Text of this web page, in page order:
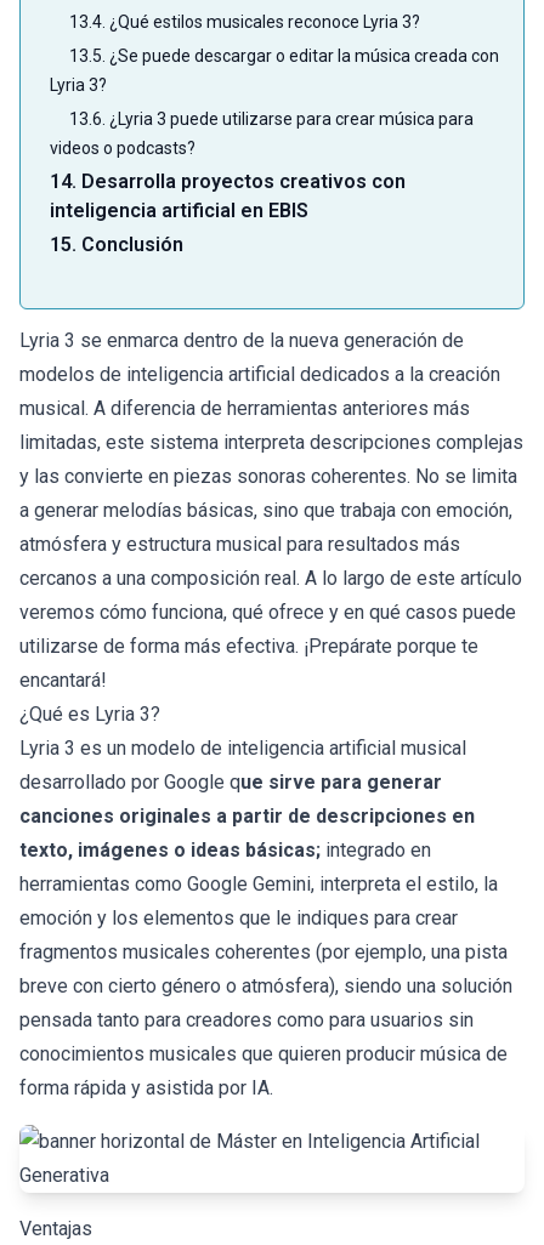
13.4. ¿Qué estilos musicales reconoce Lyria 3?
13.5. ¿Se puede descargar o editar la música creada con
Lyria 3?
13.6. ¿Lyria 3 puede utilizarse para crear música para
videos o podcasts?
14. Desarrolla proyectos creativos con
inteligencia artificial en EBIS
15. Conclusión
Lyria 3 se enmarca dentro de la nueva generación de
modelos de inteligencia artificial dedicados a la creación
musical. A diferencia de herramientas anteriores más
limitadas, este sistema interpreta descripciones complejas
y las convierte en piezas sonoras coherentes. No se limita
a generar melodías básicas, sino que trabaja con emoción,
atmósfera y estructura musical para resultados más
cercanos a una composición real. A lo largo de este artículo
veremos cómo funciona, qué ofrece y en qué casos puede
utilizarse de forma más efectiva. ¡Prepárate porque te
encantará!
¿Qué es Lyria 3?
Lyria 3 es un modelo de inteligencia artificial musical
desarrollado por Google que sirve para generar
canciones originales a partir de descripciones en
texto, imágenes o ideas básicas; integrado en
herramientas como Google Gemini, interpreta el estilo, la
emoción y los elementos que le indiques para crear
fragmentos musicales coherentes (por ejemplo, una pista
breve con cierto género o atmósfera), siendo una solución
pensada tanto para creadores como para usuarios sin
conocimientos musicales que quieren producir música de
forma rápida y asistida por IA.
Ventajas